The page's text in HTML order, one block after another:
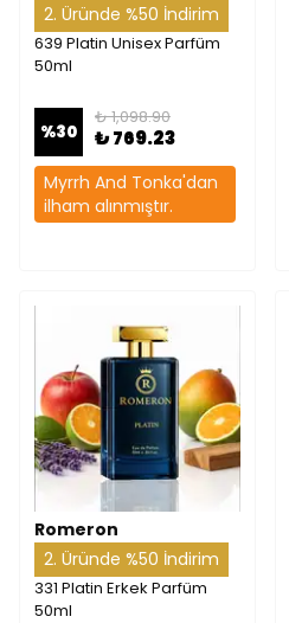
2. Üründe %50 İndirim
639 Platin Unisex Parfüm
50ml
%30
₺ 1,098.90
₺ 769.23
Myrrh And Tonka'dan
ilham alınmıştır.
Romeron
2. Üründe %50 İndirim
331 Platin Erkek Parfüm
50ml